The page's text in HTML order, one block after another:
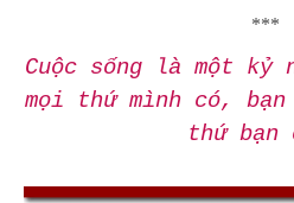
***
Cuộc sống là một kỷ
mọi thứ mình có, bạn
thứ bạn